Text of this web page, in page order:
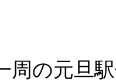
周の元旦